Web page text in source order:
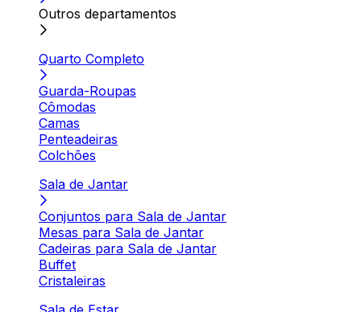
Outros departamentos
Quarto Completo
Guarda-Roupas
Cômodas
Camas
Penteadeiras
Colchões
Sala de Jantar
Conjuntos para Sala de Jantar
Mesas para Sala de Jantar
Cadeiras para Sala de Jantar
Buffet
Cristaleiras